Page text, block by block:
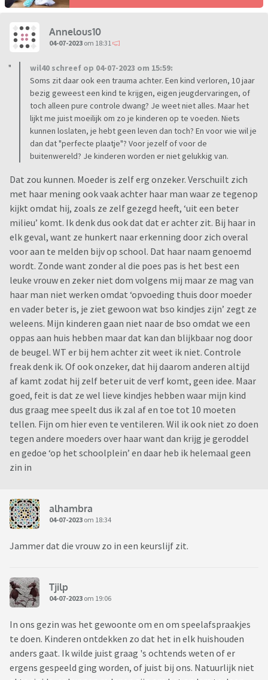
Annelous10
04-07-2023 om 18:31
wil40 schreef op 04-07-2023 om 15:59:
Soms zit daar ook een trauma achter. Een kind verloren, 10 jaar
bezig geweest een kind te krijgen, eigen jeugdervaringen, of
toch alleen pure controle dwang? Je weet niet alles. Maar het
lijkt me juist moeilijk om zo je kinderen op te voeden. Niets
kunnen loslaten, je hebt geen leven dan toch? En voor wie wil je
dan dat "perfecte plaatje"? Voor jezelf of voor de
buitenwereld? Je kinderen worden er niet gelukkig van.
Dat zou kunnen. Moeder is zelf erg onzeker. Verschuilt zich
met haar mening ook vaak achter haar man waar ze tegenop
kijkt omdat hij, zoals ze zelf gezegd heeft, ‘uit een beter
milieu’ komt. Ik denk dus ook dat dat er achter zit. Bij haar in
elk geval, want ze hunkert naar erkenning door zich overal
voor aan te melden bijv op school. Dat haar naam genoemd
wordt. Zonde want zonder al die poes pas is het best een
leuke vrouw en zeker niet dom volgens mij maar ze mag van
haar man niet werken omdat ‘opvoeding thuis door moeder
en vader beter is, je ziet gewoon wat bso kindjes zijn’ zegt ze
weleens. Mijn kinderen gaan niet naar de bso omdat we een
oppas aan huis hebben maar dat kan dan blijkbaar nog door
de beugel. WT er bij hem achter zit weet ik niet. Controle
freak denk ik. Of ook onzeker, dat hij daarom anderen altijd
af kamt zodat hij zelf beter uit de verf komt, geen idee. Maar
goed, feit is dat ze wel lieve kindjes hebben waar mijn kind
dus graag mee speelt dus ik zal af en toe tot 10 moeten
tellen. Fijn om hier even te ventileren. Wil ik ook niet zo doen
tegen andere moeders over haar want dan krijg je geroddel
en gedoe ‘op het schoolplein’ en daar heb ik helemaal geen
zin in
alhambra
04-07-2023 om 18:34
Jammer dat die vrouw zo in een keurslijf zit.
Tjilp
04-07-2023 om 19:06
In ons gezin was het gewoonte om en om speelafspraakjes
te doen. Kinderen ontdekken zo dat het in elk huishouden
anders gaat. Ik wilde juist graag 's ochtends weten of er
ergens gespeeld ging worden, of juist bij ons. Natuurlijk niet